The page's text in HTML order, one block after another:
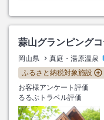
蒜山グランピング
岡山県 真庭・湯原温泉
ふるさと納税対象施設
お客様アンケート評価
るるぶトラベル評価